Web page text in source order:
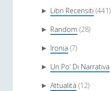
► Libri Recensiti (441)
► Random (28)
► Ironia (7)
► Un Po’ Di Narrativa
► Attualità (12)